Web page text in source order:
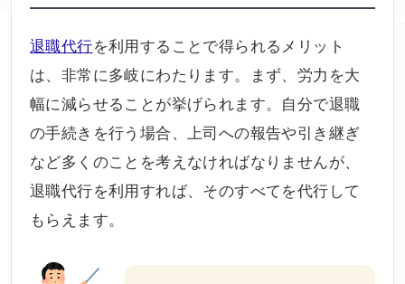
退職代行を利用することで得られるメリット
は、非常に多岐にわたります。まず、労力を大
幅に減らせることが挙げられます。自分で退職
の手続きを行う場合、上司への報告や引き継ぎ
など多くのことを考えなければなりませんが、
退職代行を利用すれば、そのすべてを代行して
もらえます。